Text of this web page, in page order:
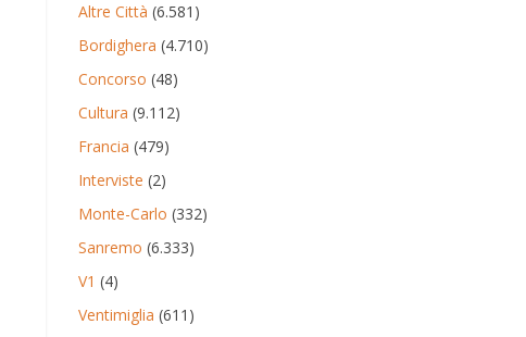
Altre Città (6.581)
Bordighera (4.710)
Concorso (48)
Cultura (9.112)
Francia (479)
Interviste (2)
Monte-Carlo (332)
Sanremo (6.333)
V1 (4)
Ventimiglia (611)